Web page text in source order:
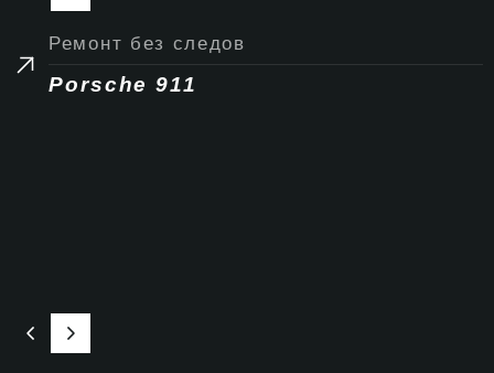
Ремонт без следов
Porsche 911